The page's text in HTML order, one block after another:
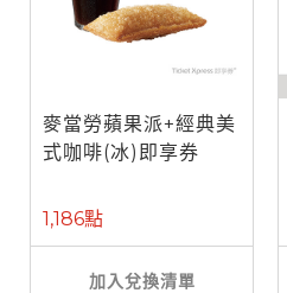
麥當勞蘋果派+經典美
式咖啡(冰)即享券
1,186點
加入兌換清單